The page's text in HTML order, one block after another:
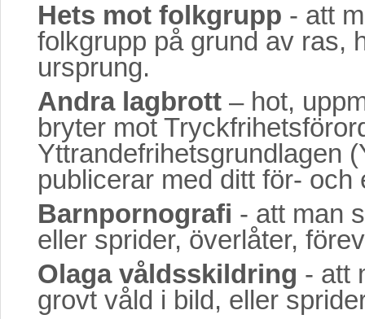
Hets mot folkgrupp - att
folkgrupp på grund av ras,
ursprung.
Andra lagbrott – hot,
bryter mot
Yttrandefrihetsgrundlagen
publicerar med ditt för- och
Barnpornografi - att man
eller sprider, överlåter,
Olaga våldsskildring - att
grovt våld i bild, eller